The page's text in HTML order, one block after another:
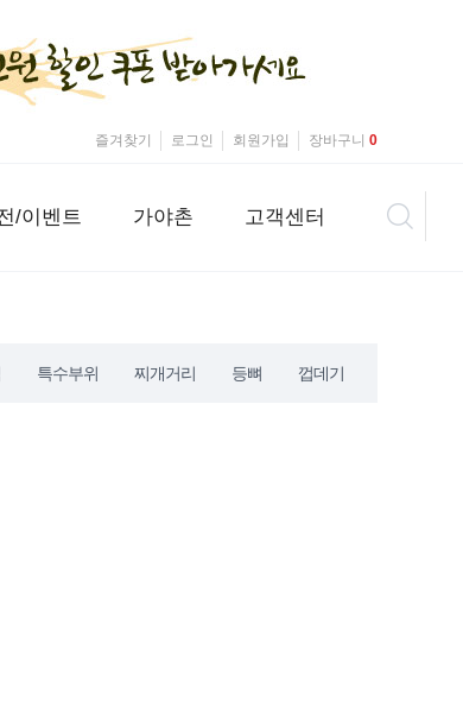
즐겨찾기 로그인 회원가입 장바구니 0
/이벤트 가야촌 고객센터
특수부위 찌개거리 등뼈 껍데기